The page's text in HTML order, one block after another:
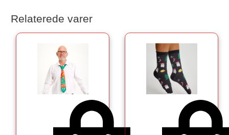
Relaterede varer